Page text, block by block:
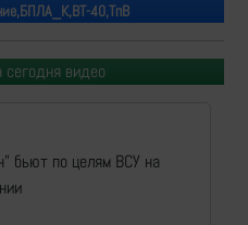
40,ТпВ
сегодня видео
бьют по целям ВСУ на